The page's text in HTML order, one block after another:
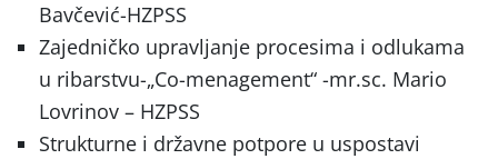
Bavčević-HZPSS
Zajedničko upravljanje procesima i odlukama
u ribarstvu-„Co-menagement“ -mr.sc. Mario
Lovrinov – HZPSS
Strukturne i državne potpore u uspostavi